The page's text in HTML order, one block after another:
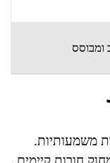
ומבוסס
משמעותיות.